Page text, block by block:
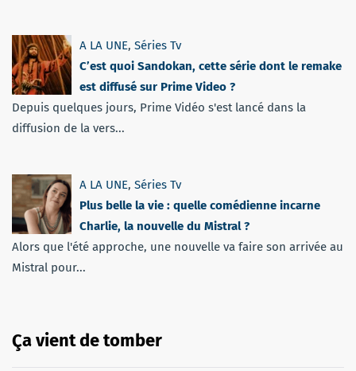
A LA UNE, Séries Tv
C’est quoi Sandokan, cette série dont le remake
est diffusé sur Prime Video ?
Depuis quelques jours, Prime Vidéo s'est lancé dans la
diffusion de la vers...
A LA UNE, Séries Tv
Plus belle la vie : quelle comédienne incarne
Charlie, la nouvelle du Mistral ?
Alors que l'été approche, une nouvelle va faire son arrivée au
Mistral pour...
Ça vient de tomber